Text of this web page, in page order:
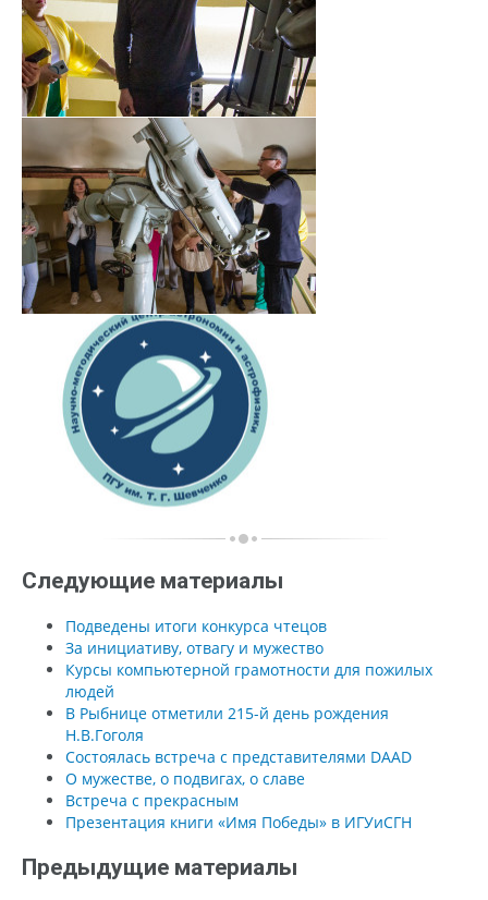
Следующие материалы
Подведены итоги конкурса чтецов
За инициативу, отвагу и мужество
Курсы компьютерной грамотности для пожилых
людей
В Рыбнице отметили 215-й день рождения
Н.В.Гоголя
Состоялась встреча с представителями DAAD
О мужестве, о подвигах, о славе
Встреча с прекрасным
Презентация книги «Имя Победы» в ИГУиСГН
Предыдущие материалы